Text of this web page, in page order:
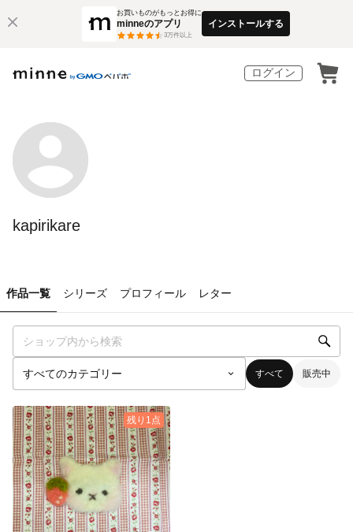
お買いものがもっとお得に
minneのアプリ
3万件以上
インストールする
ログイン
kapirikare
作品一覧 シリーズ プロフィール レター
すべて 販売中
残り1点